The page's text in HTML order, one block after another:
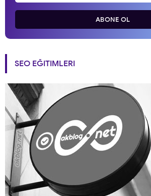
ABONE OL
SEO EĞITIMLERI